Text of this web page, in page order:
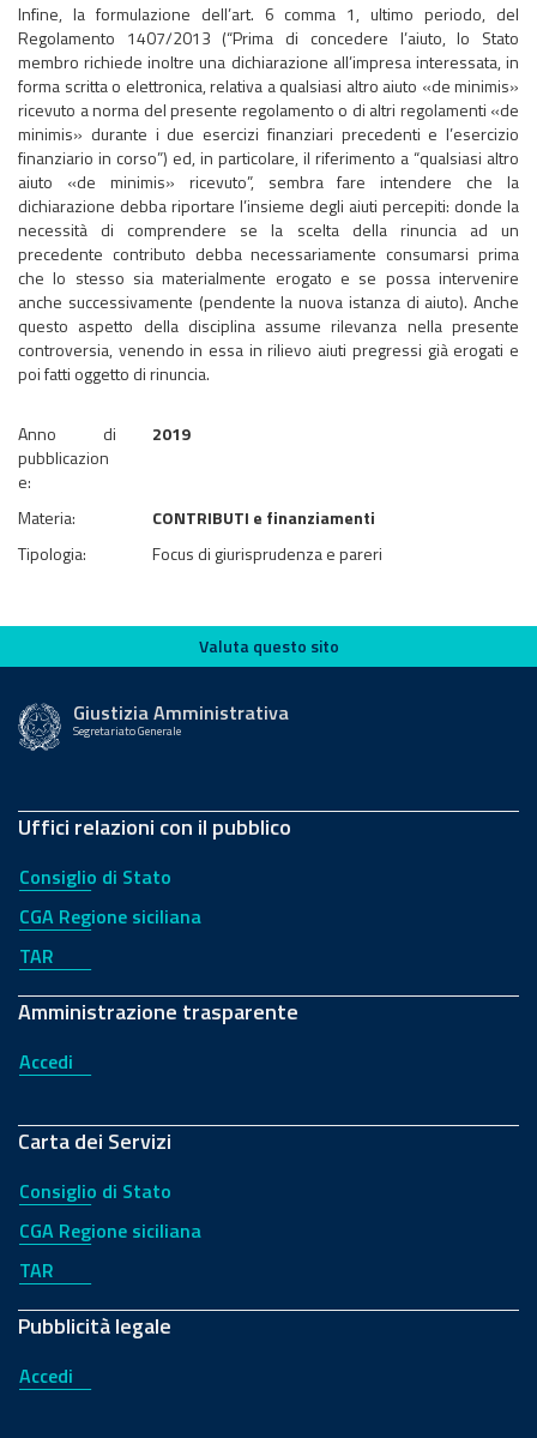
Infine, la formulazione dell’art. 6 comma 1, ultimo periodo, del
Regolamento 1407/2013 (“Prima di concedere l’aiuto, lo Stato
membro richiede inoltre una dichiarazione all’impresa interessata, in
forma scritta o elettronica, relativa a qualsiasi altro aiuto «de minimis»
ricevuto a norma del presente regolamento o di altri regolamenti «de
minimis» durante i due esercizi finanziari precedenti e l’esercizio
finanziario in corso”) ed, in particolare, il riferimento a “qualsiasi altro
aiuto «de minimis» ricevuto”, sembra fare intendere che la
dichiarazione debba riportare l’insieme degli aiuti percepiti: donde la
necessità di comprendere se la scelta della rinuncia ad un
precedente contributo debba necessariamente consumarsi prima
che lo stesso sia materialmente erogato e se possa intervenire
anche successivamente (pendente la nuova istanza di aiuto). Anche
questo aspetto della disciplina assume rilevanza nella presente
controversia, venendo in essa in rilievo aiuti pregressi già erogati e
poi fatti oggetto di rinuncia.
Anno di
pubblicazion
e:
2019
Materia:
CONTRIBUTI e finanziamenti
Tipologia:
Focus di giurisprudenza e pareri
Valuta questo sito
Valuta questo sito
Giustizia Amministrativa
Segretariato Generale
Uffici relazioni con il pubblico
Consiglio di Stato
CGA Regione siciliana
TAR
Amministrazione trasparente
Accedi
Carta dei Servizi
Consiglio di Stato
CGA Regione siciliana
TAR
Pubblicità legale
Accedi